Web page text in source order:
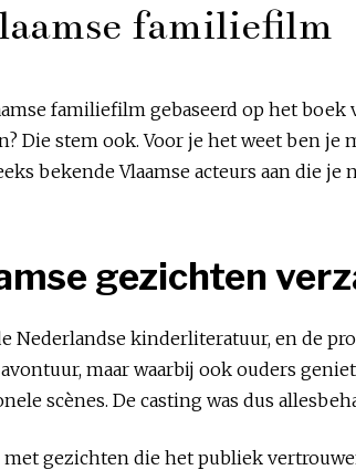
familiefilm
familiefilm gebaseerd op het boek
stem ook. Voor je het weet ben je
bekende Vlaamse acteurs aan die je
gezichten
Nederlandse kinderliteratuur, en de
maar waarbij ook ouders
scènes. De casting was dus
gezichten die het publiek